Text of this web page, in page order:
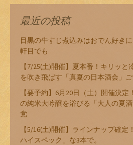
最近の投稿
目黒の牛すじ煮込みはおでん好き
軒目でも
【7/25(土)開催】夏本番！キリッと
を吹き飛ばす「真夏の日本酒会」
【要予約】6月20日（土）開催決
の純米大吟醸を浴びる「大人の夏
党
【5/16(土)開催】ラインナップ確
ハイスペック」な3本で。